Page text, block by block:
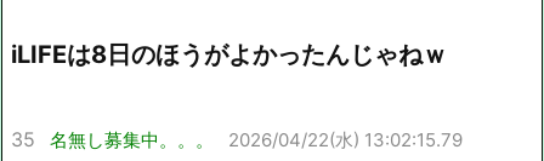
iLIFEは8日のほうがよかったんじゃねｗ
35 名無し募集中。。。 2026/04/22(水) 13:02:15.79